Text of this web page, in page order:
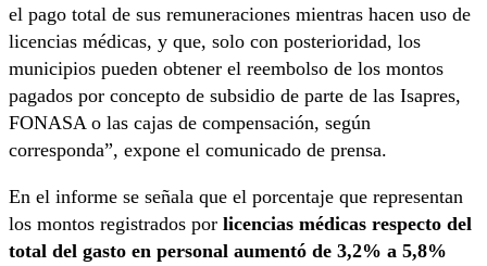
el pago total de sus remuneraciones mientras hacen uso de
licencias médicas, y que, solo con posterioridad, los
municipios pueden obtener el reembolso de los montos
pagados por concepto de subsidio de parte de las Isapres,
FONASA o las cajas de compensación, según
corresponda”, expone el comunicado de prensa.
En el informe se señala que el porcentaje que representan
los montos registrados por licencias médicas respecto del
total del gasto en personal aumentó de 3,2% a 5,8%